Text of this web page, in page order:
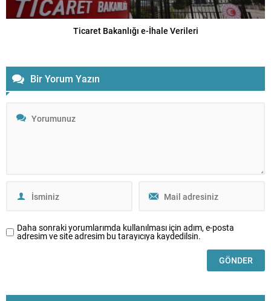
Ticaret Bakanlığı e-İhale Verileri
Bir Yorum Yazın
Daha sonraki yorumlarımda kullanılması için adım, e-posta
adresim ve site adresim bu tarayıcıya kaydedilsin.